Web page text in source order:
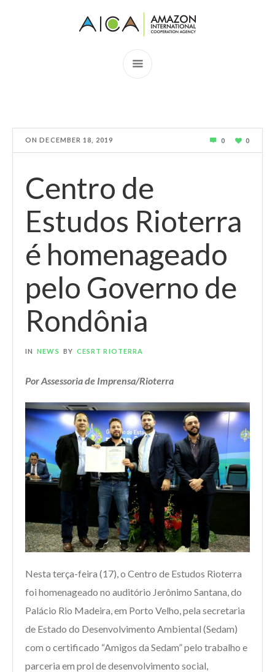
ONDECEMBER 18, 2019 0 0
Centro de
Estudos Rioterra
é homenageado
pelo Governo de
Rondônia
IN NEWS BY CESRT RIOTERRA
Por Assessoria de Imprensa/Rioterra
Nesta terça-feira (17), o Centro de Estudos Rioterra
foi homenageado no auditório Jerônimo Santana, do
Palácio Rio Madeira, em Porto Velho, pela secretaria
de Estado do Desenvolvimento Ambiental (Sedam)
com o certificado “Amigos da Sedam” pelo trabalho e
parceria em prol de desenvolvimento social,